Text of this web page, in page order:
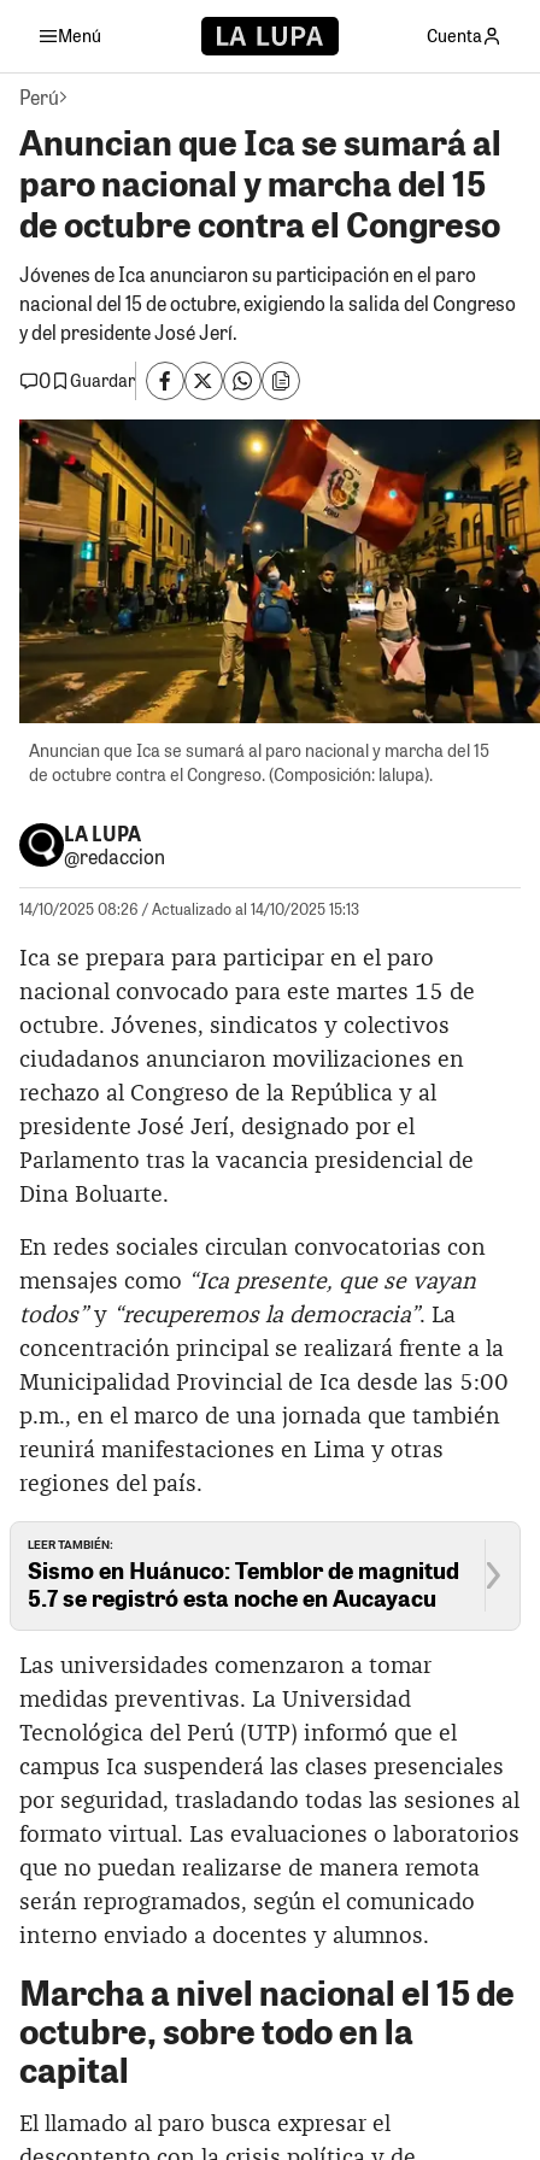
Menú Cuenta
Perú
Anuncian que Ica se sumará al
paro nacional y marcha del 15
de octubre contra el Congreso
Jóvenes de Ica anunciaron su participación en el paro
nacional del 15 de octubre, exigiendo la salida del Congreso
y del presidente José Jerí.
0
Guardar
Anuncian que Ica se sumará al paro nacional y marcha del 15
de octubre contra el Congreso. (Composición: lalupa).
LA LUPA
@redaccion
14/10/2025 08:26 / Actualizado al 14/10/2025 15:13
Ica se prepara para participar en el paro
nacional convocado para este martes 15 de
octubre. Jóvenes, sindicatos y colectivos
ciudadanos anunciaron movilizaciones en
rechazo al Congreso de la República y al
presidente José Jerí, designado por el
Parlamento tras la vacancia presidencial de
Dina Boluarte.
En redes sociales circulan convocatorias con
mensajes como “Ica presente, que se vayan
todos”y “recuperemos la democracia”. La
concentración principal se realizará frente a la
Municipalidad Provincial de Ica desde las 5:00
p.m., en el marco de una jornada que también
reunirá manifestaciones en Lima y otras
regiones del país.
LEER TAMBIÉN:
Sismo en Huánuco: Temblor de magnitud
5.7 se registró esta noche en Aucayacu
Las universidades comenzaron a tomar
medidas preventivas. La Universidad
Tecnológica del Perú (UTP) informó que el
campus Ica suspenderá las clases presenciales
por seguridad, trasladando todas las sesiones al
formato virtual. Las evaluaciones o laboratorios
que no puedan realizarse de manera remota
serán reprogramados, según el comunicado
interno enviado a docentes y alumnos.
Marcha a nivel nacional el 15 de
octubre, sobre todo en la
capital
El llamado al paro busca expresar el